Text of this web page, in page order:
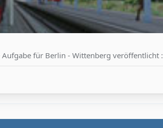
für Berlin - Wittenberg veröffentlicht :